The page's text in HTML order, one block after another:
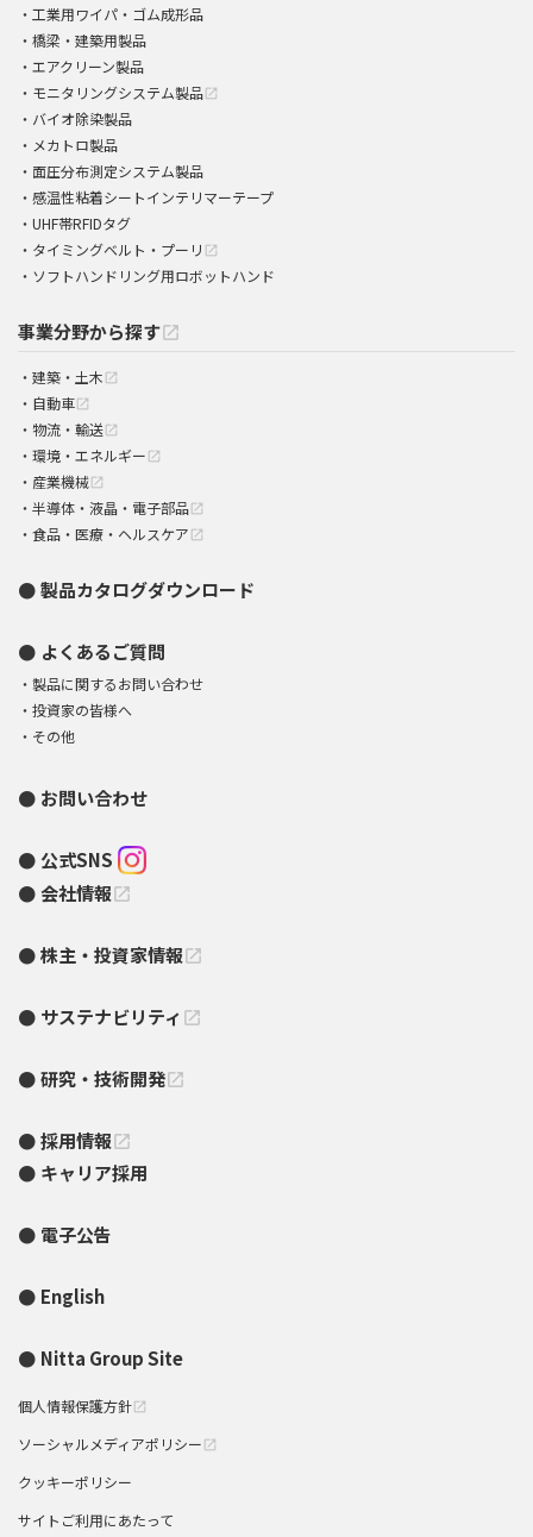
工業用ワイパ・ゴム成形品
橋梁・建築用製品
エアクリーン製品
モニタリングシステム製品 open_in_new
バイオ除染製品
メカトロ製品
面圧分布測定システム製品
感温性粘着シートインテリマーテープ
UHF帯RFIDタグ
タイミングベルト・プーリ open_in_new
ソフトハンドリング用ロボットハンド
事業分野から探すopen_in_new
建築・土木 open_in_new
自動車 open_in_new
物流・輸送 open_in_new
環境・エネルギー open_in_new
産業機械 open_in_new
半導体・液晶・電子部品 open_in_new
食品・医療・ヘルスケア open_in_new
製品カタログダウンロード
よくあるご質問
製品に関するお問い合わせ
投資家の皆様へ
その他
お問い合わせ
公式SNS
会社情報open_in_new
株主・投資家情報open_in_new
サステナビリティ open_in_new
研究・技術開発open_in_new
採用情報open_in_new
キャリア採用
電子公告
English
Nitta Group Site
個人情報保護方針 open_in_new
ソーシャルメディアポリシー open_in_new
クッキーポリシー
サイトご利用にあたって